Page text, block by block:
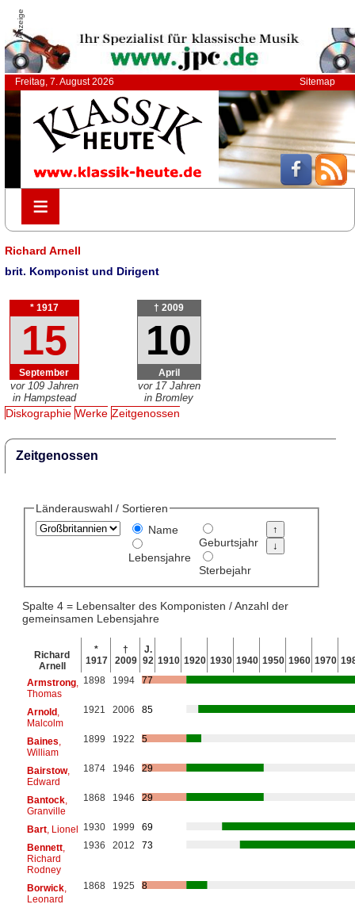
Anzeige
Freitag, 7. August 2026 Sitemap
≡
≡
Richard Arnell
brit. Komponist und Dirigent
* 1917
15
September
vor 109 Jahren
in Hampstead
† 2009
10
April
vor 17 Jahren
in Bromley
Diskographie Werke Zeitgenossen
Zeitgenossen
Länderauswahl / Sortieren
Name
Lebensjahre
Geburtsjahr
Sterbejahr
Spalte 4 = Lebensalter des Komponisten / Anzahl der
gemeinsamen Lebensjahre
Richard
Arnell
*
1917
†
2009
J.
92 1910 1920 1930 1940 1950 1960 1970
Armstrong,
Thomas
1898 1994 77
Arnold,
Malcolm
1921 2006 85
Baines
William
1899 1922 5
Bairstow,
Edward
1874 1946 29
Bantock,
Granville
1868 1946 29
Bart, Lionel 1930 1999
69
Bennett,
Richard
Rodney
1936 2012 73
Borwick,
Leonard
1868 1925 8